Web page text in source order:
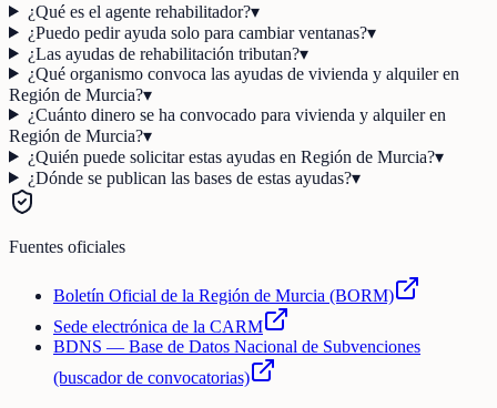
¿Qué es el agente rehabilitador?▾
¿Puedo pedir ayuda solo para cambiar ventanas?▾
¿Las ayudas de rehabilitación tributan?▾
¿Qué organismo convoca las ayudas de vivienda y alquiler en
Región de Murcia?▾
¿Cuánto dinero se ha convocado para vivienda y alquiler en
Región de Murcia?▾
¿Quién puede solicitar estas ayudas en Región de Murcia?▾
¿Dónde se publican las bases de estas ayudas?▾
Fuentes oficiales
Boletín Oficial de la Región de Murcia (BORM)
Sede electrónica de la CARM
BDNS — Base de Datos Nacional de Subvenciones
(buscador de convocatorias)